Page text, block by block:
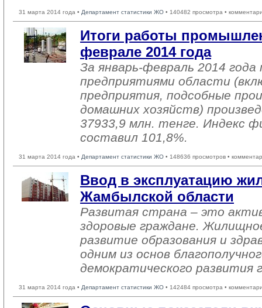
31 марта 2014 года • Департамент статистики ЖО • 140482 просмотра •
Итоги работы
феврале 2014 года
За январь-февраль 2014
предприятиями области
предприятия, подсобные
домашних хозяйств)
37933,9 млн. тенге. Индекс
составил 101,8%.
31 марта 2014 года • Департамент статистики ЖО • 148636 просмотров •
Ввод в эксплуатацию
Жамбылской области
Развитая страна – это
здоровые граждане.
развитие образования и
одним из основ
демократического развития
31 марта 2014 года • Департамент статистики ЖО • 142484 просмотра •